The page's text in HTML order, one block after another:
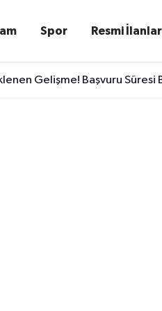
Spor Resmi İlanlar
Gelişme! Başvuru Süresi